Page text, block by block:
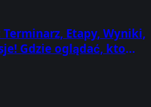
Terminarz, Etapy, Wyniki,
Gdzie oglądać, kto